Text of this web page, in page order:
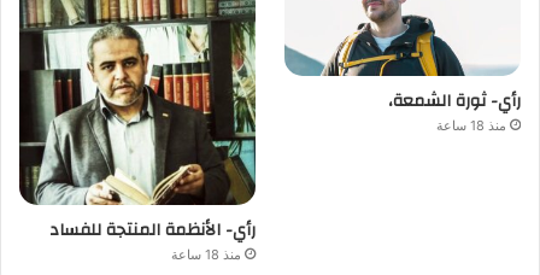
رأي- ثورة الشمعة،
منذ 18 ساعة
رأي- الأنظمة المنتجة للفساد
منذ 18 ساعة